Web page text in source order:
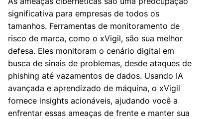
significativa para empresas de todos os
tamanhos. Ferramentas de monitoramento de
risco de marca, como o xVigil, são sua melhor
defesa. Eles monitoram o cenário digital em
busca de sinais de problemas, desde ataques de
phishing até vazamentos de dados. Usando IA
avançada e aprendizado de máquina, o xVigil
fornece insights acionáveis, ajudando você a
enfrentar essas ameaças de frente e manter sua